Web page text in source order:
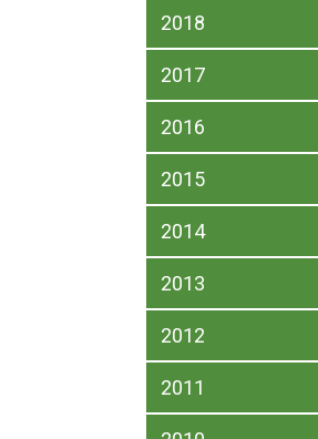
2018
2017
2016
2015
2014
2013
2012
2011